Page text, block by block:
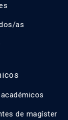
as
de magíster